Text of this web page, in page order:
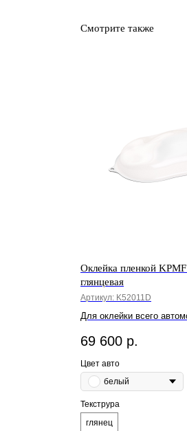
Смотрите также
Оклейка пленкой
глянцевая
Артикул: K52011D
Для оклейки всего
69 600 р.
Цвет авто
белый
Текструра
глянец